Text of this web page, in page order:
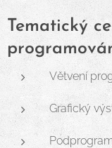
Tematický
Větvení
Grafický